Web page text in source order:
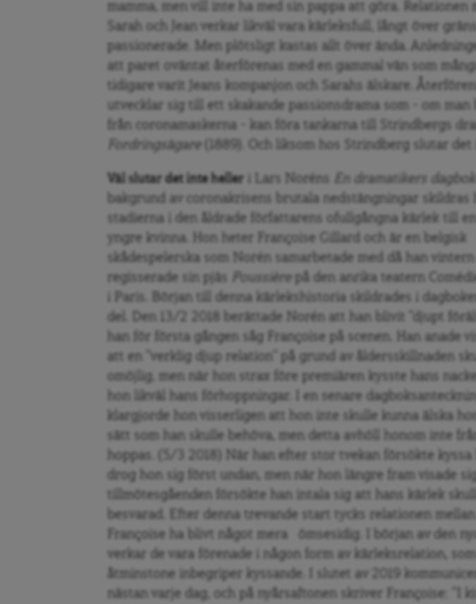
mamma, men vill inte ha med sin pappa att göra. Relationen
Sarah och Jean verkar likväl vara kärleksfull, långt över
passionerade. Men plötsligt kastas allt över ända.
att paret oväntat återförenas med en gammal vän som
tidigare varit Jeans kompanjon och Sarahs älskare.
utvecklar sig till ett skakande passionsdrama som – om man
från coronamaskerna – kan föra tankarna till Strindbergs
Fordringsägare (1889). Och liksom hos Strindberg slutar det
Väl slutar det inte heller i Lars Noréns En dramatikers dagbok
bakgrund av coronakrisens brutala nedstängningar skildras
stadierna i den åldrade författarens ofullgångna kärlek till en
yngre kvinna. Hon heter Françoise Gillard och är en belgisk
skådespelerska som Norén samarbetade med då han vintern
regisserade sin pjäs
Poussière på den anrika teatern
i Paris. Början till denna kärlekshistoria skildrades i
del. Den 13/2 2018 berättade Norén att han blivit ”djupt
han för första gången såg Françoise på scenen. Han anade
att en ”verklig djup relation” på grund av åldersskillnaden
omöjlig, men när hon strax före premiären kysste hans
hon likväl hans förhoppningar. I en senare
klargjorde hon visserligen att hon inte skulle kunna älska
sätt som han skulle behöva, men detta avhöll honom inte
hoppas. (5/3 2018) När han efter stor tvekan försökte kyssa
drog hon sig först undan, men när hon längre fram visade
tillmötesgåenden försökte han intala sig att hans kärlek
besvarad. Efter denna trevande start tycks relationen mellan
Françoise ha blivt något mera ömsesidig. I början av den
verkar de vara förenade i någon form av kärleksrelation, som
åtminstone inbegriper kyssande. I slutet av 2019
nästan varje dag, och på nyårsaftonen skriver Françoise: ”I